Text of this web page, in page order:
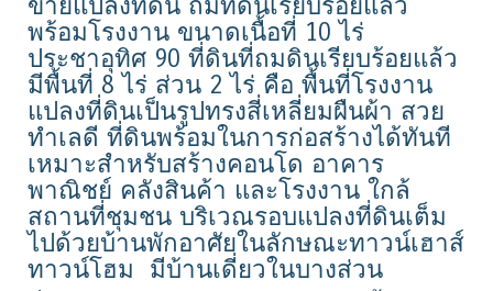
ขายแปลงที่ดิน ถมที่ดินเรียบร้อยแล้ว
พร้อมโรงงาน ขนาดเนื้อที่ 10 ไร่
ประชาอุทิศ 90 ที่ดินที่ถมดินเรียบร้อยแล้ว
มีพื้นที่ 8 ไร่ ส่วน 2 ไร่ คือ พื้นที่โรงงาน
แปลงที่ดินเป็นรูปทรงสี่เหลี่ยมผืนผ้า สวย
ทำเลดี ที่ดินพร้อมในการก่อสร้างได้ทันที
เหมาะสำหรับสร้างคอนโด อาคาร
พาณิชย์ คลังสินค้า และโรงงาน ใกล้
สถานที่ชุมชน บริเวณรอบแปลงที่ดินเต็ม
ไปด้วยบ้านพักอาศัยในลักษณะทาวน์เฮาส์
ทาวน์โฮม มีบ้านเดี่ยวในบางส่วน